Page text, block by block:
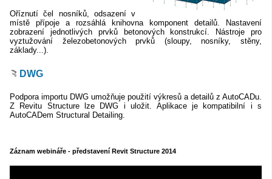
Oříznutí čel nosníků, odsazení v
místě přípoje a rozsáhlá knihovna komponent detailů. Nastavení
zobrazení jednotlivých prvků betonových konstrukcí. Nástroje pro
vyztužování železobetonových prvků (sloupy, nosníky, stěny,
základy...).
DWG
Podpora importu DWG umožňuje použití výkresů a detailů z AutoCADu.
Z Revitu Structure lze DWG i uložit. Aplikace je kompatibilní i s
AutoCADem Structural Detailing.
Záznam webináře - představení Revit Structure 2014